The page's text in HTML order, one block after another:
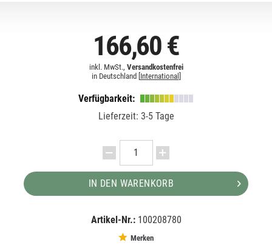
166,60 €
inkl. MwSt., Versandkostenfrei
in Deutschland [ International
Verfügbarkeit:
Lieferzeit: 3-5 Tage
IN DEN WARENKORB
Artikel-Nr.: 100208780
Merken